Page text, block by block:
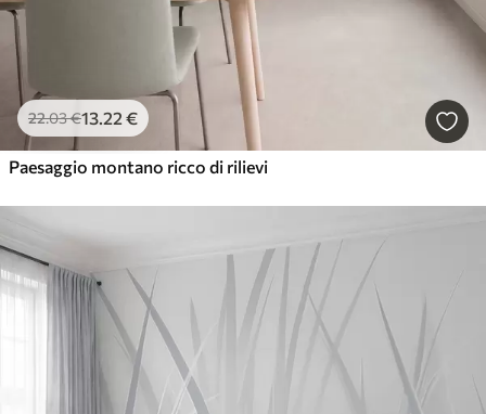
22.03€13.22 €
Paesaggio montano ricco di rilievi